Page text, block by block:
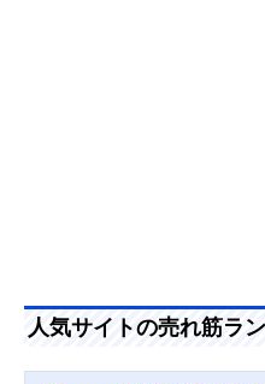
人気サイトの売れ筋ラ